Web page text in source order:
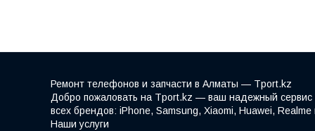
Ремонт телефонов и запчасти в Алматы — Tport.kz
Добро пожаловать на Tport.kz — ваш надежный сервис
всех брендов: iPhone, Samsung, Xiaomi, Huawei,
Наши услуги